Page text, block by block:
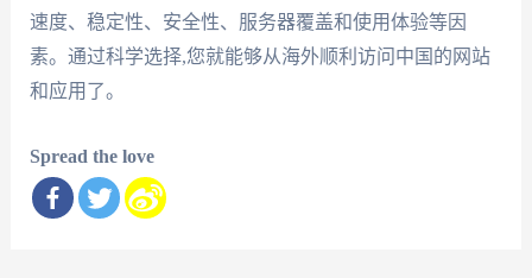
速度、稳定性、安全性、服务器覆盖和使用体验等因
素。通过科学选择,您就能够从海外顺利访问中国的网站
和应用了。
Spread the love